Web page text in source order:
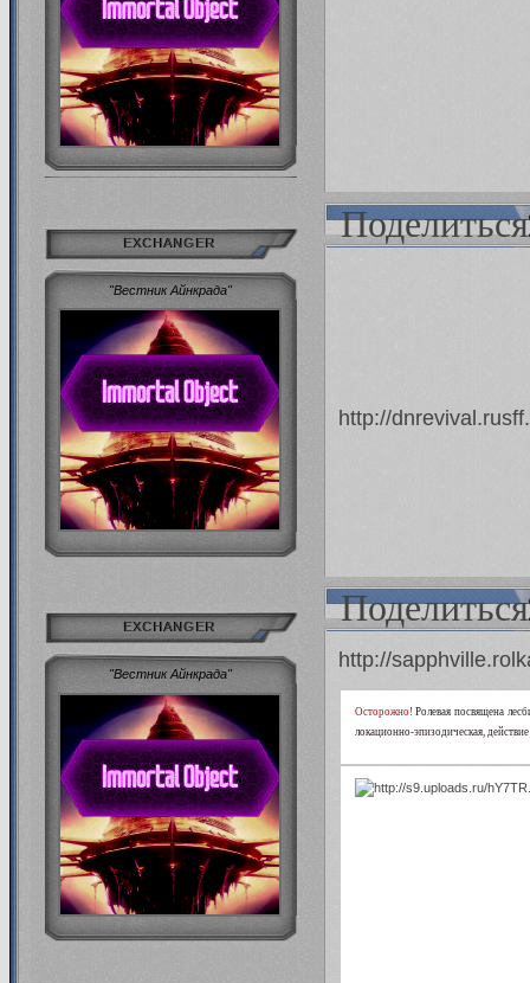
Поделиться
EXCHANGER
"Вестник Айнкрада"
http://
Поделиться
EXCHANGER
"Вестник Айнкрада"
http://
Осторожно! Ролевая посвящена
локационно-эпизодическая,